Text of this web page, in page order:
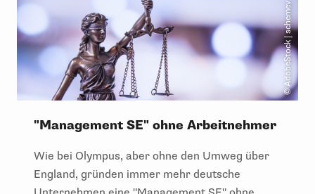
© AdobeStock | schemev
"Management SE" ohne Arbeitnehmer
Wie bei Olympus, aber ohne den Umweg über
England, gründen immer mehr deutsche